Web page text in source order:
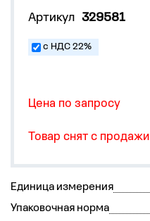
Артикул 329581
с НДС 22%
Цена по запросу
Товар снят с продажи
Единица измерения
Упаковочная норма